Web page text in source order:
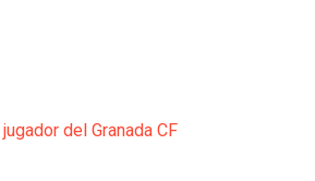
del Granada CF